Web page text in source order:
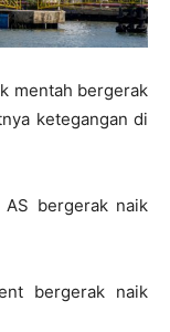
mentah bergerak
ketegangan di
AS bergerak naik
bergerak naik